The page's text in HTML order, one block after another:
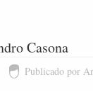
Casona
Publicado por